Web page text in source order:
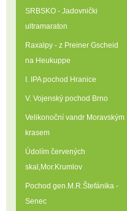
SRBSKO - Jadovnički
ultramaraton
Raxalpy - z Preiner Gscheid
na Heukuppe
I. IPA pochod Hranice
V. Vojenský pochod Brno
Velikonoční vandr Moravským
krasem
Údolím červených
skal‚Mor.Krumlov
Pochod gen.M.R.Štefánika -
Senec